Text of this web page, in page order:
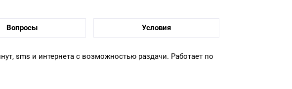
Вопросы Условия
sms и интернета с возможностью раздачи. Работает по